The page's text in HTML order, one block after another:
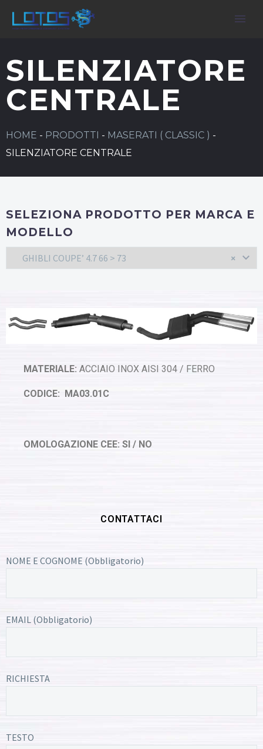
SILENZIATORE
CENTRALE
HOME - PRODOTTI - MASERATI ( CLASSIC ) -
SILENZIATORE CENTRALE
SELEZIONA PRODOTTO PER MARCA E
MODELLO
×
GHIBLI COUPE’ 4.7 66 > 73
MATERIALE: ACCIAIO INOX AISI 304 / FERRO
CODICE: MA03.01C
OMOLOGAZIONE CEE: SI / NO
CONTATTACI
NOME E COGNOME (Obbligatorio)
EMAIL (Obbligatorio)
RICHIESTA
TESTO